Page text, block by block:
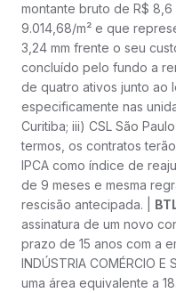
montante bruto de R$
9.014,68/m² e que
3,24 mm frente o seu
concluído pelo fundo a
de quatro ativos junto ao
especificamente nas
Curitiba; iii) CSL São
termos, os contratos
IPCA como índice de
de 9 meses e mesma
rescisão antecipada. |
assinatura de um novo
prazo de 15 anos com a
INDÚSTRIA COMÉRCIO
uma área equivalente a